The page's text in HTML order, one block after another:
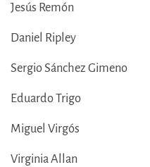
Jesús Remón
Daniel Ripley
Sergio Sánchez Gimeno
Eduardo Trigo
Miguel Virgós
Virginia Allan